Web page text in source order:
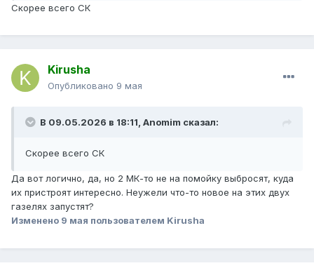
Скорее всего СК
Kirusha
Опубликовано 9 мая
В 09.05.2026 в 18:11, Anomim сказал:
Скорее всего СК
Да вот логично, да, но 2 МК-то не на помойку выбросят, куда
их пристроят интересно. Неужели что-то новое на этих двух
газелях запустят?
Изменено 9 мая пользователем Kirusha